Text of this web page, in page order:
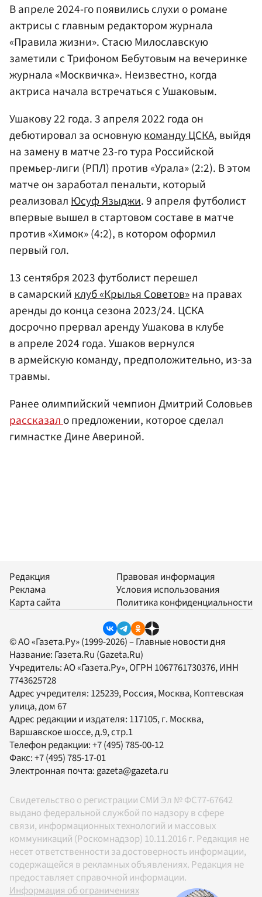
В апреле 2024-го появились слухи о романе
актрисы с главным редактором журнала
«Правила жизни». Стасю Милославскую
заметили с Трифоном Бебутовым на вечеринке
журнала «Москвичка». Неизвестно, когда
актриса начала встречаться с Ушаковым.
Ушакову 22 года. 3 апреля 2022 года он
дебютировал за основнуюкоманду ЦСКА, выйдя
на замену в матче 23-го тура Российской
премьер-лиги (РПЛ) против «Урала» (2:2). В этом
матче он заработал пенальти, который
реализовалЮсуф Языджи. 9 апреля футболист
впервые вышел в стартовом составе в матче
против «Химок» (4:2), в котором оформил
первый гол.
13 сентября 2023 футболист перешел
в самарскийклуб «Крылья Советов»на правах
аренды до конца сезона 2023/24. ЦСКА
досрочно прервал аренду Ушакова в клубе
в апреле 2024 года. Ушаков вернулся
в армейскую команду, предположительно, из-за
травмы.
Ранее олимпийский чемпион Дмитрий Соловьев
рассказало предложении, которое сделал
гимнастке Дине Авериной.
Редакция
Реклама
Карта сайта
Правовая информация
Условия использования
Политика конфиденциальности
© АО «Газета.Ру» (1999-2026) – Главные новости дня
Название: Газета.Ru (Gazeta.Ru)
Учредитель:АО «Газета.Ру», ОГРН 1067761730376, ИНН
7743625728
Адрес учредителя: 125239, Россия, Москва, Коптевская
улица, дом 67
Адрес редакции и издателя: 117105, г. Москва,
Варшавское шоссе, д.9, стр.1
Телефон редакции:+7 (495) 785-00-12
Факс:+7 (495) 785-17-01
Электронная почта: gazeta@gazeta.ru
Свидетельство о регистрации СМИ Эл № ФС77-67642
выдано федеральной службой по надзору в сфере
связи, информационных технологий и массовых
коммуникаций (Роскомнадзор) 10.11.2016 г. Редакция не
несет ответственности за достоверность информации,
содержащейся в рекламных объявлениях. Редакция не
предоставляет справочной информации.
Информация об ограничениях